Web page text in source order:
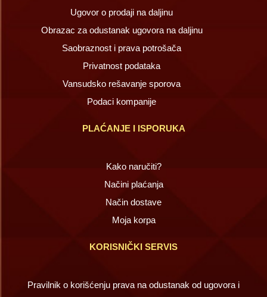
Ugovor o prodaji na daljinu
Obrazac za odustanak ugovora na daljinu
Saobraznost i prava potrošača
Privatnost podataka
Vansudsko rešavanje sporova
Podaci kompanije
PLAĆANJE I ISPORUKA
Kako naručiti?
Načini plaćanja
Način dostave
Moja korpa
KORISNIČKI SERVIS
Pravilnik o korišćenju prava na odustanak od ugovora i